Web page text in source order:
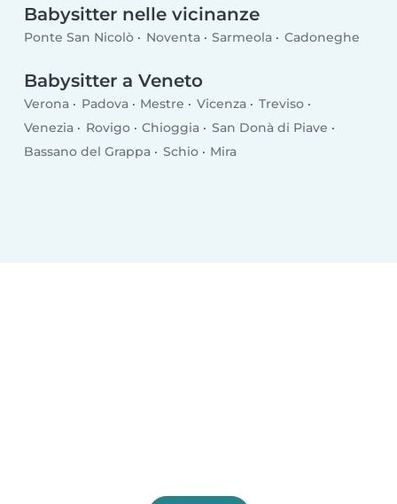
Babysitter nelle vicinanze
Ponte San Nicolò Noventa Sarmeola Cadoneghe
Babysitter a Veneto
Verona Padova Mestre Vicenza
Treviso
Venezia
Rovigo Chioggia
San Donà di Piave
Bassano del Grappa
Schio Mira